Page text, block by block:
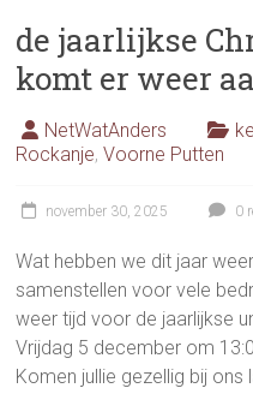
de jaarlijkse
komt er weer
NetWatAnders
Rockanje,Voorne Putten
november 30, 2025 0
Wat hebben we dit jaar
samenstellen voor vele
weer tijd voor de jaarlijkse
Vrijdag 5 december om
Komen jullie gezellig bij ons